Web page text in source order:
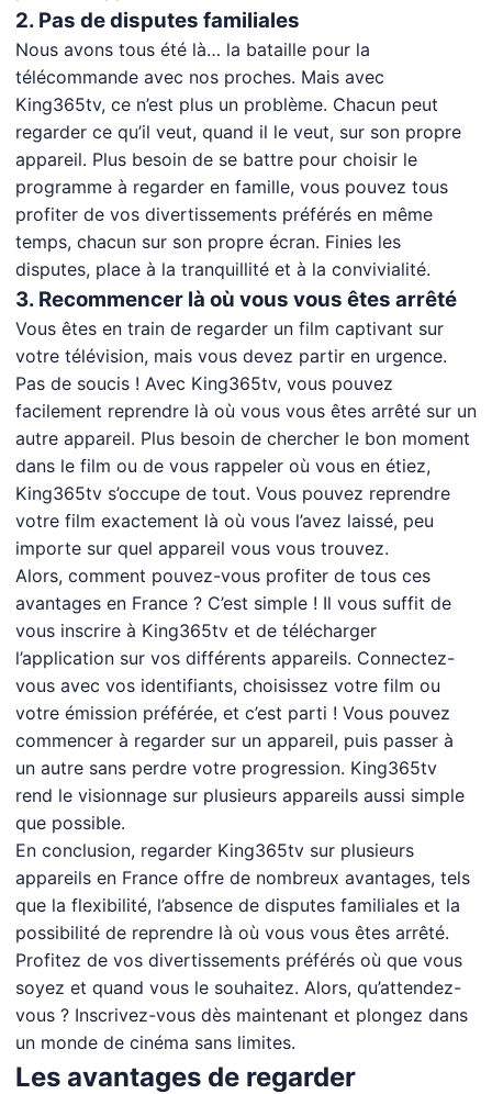
2. Pas de disputes familiales
Nous avons tous été là… la bataille pour la
télécommande avec nos proches. Mais avec
King365tv, ce n’est plus un problème. Chacun peut
regarder ce qu’il veut, quand il le veut, sur son propre
appareil. Plus besoin de se battre pour choisir le
programme à regarder en famille, vous pouvez tous
profiter de vos divertissements préférés en même
temps, chacun sur son propre écran. Finies les
disputes, place à la tranquillité et à la convivialité.
3. Recommencer là où vous vous êtes arrêté
Vous êtes en train de regarder un film captivant sur
votre télévision, mais vous devez partir en urgence.
Pas de soucis ! Avec King365tv, vous pouvez
facilement reprendre là où vous vous êtes arrêté sur un
autre appareil. Plus besoin de chercher le bon moment
dans le film ou de vous rappeler où vous en étiez,
King365tv s’occupe de tout. Vous pouvez reprendre
votre film exactement là où vous l’avez laissé, peu
importe sur quel appareil vous vous trouvez.
Alors, comment pouvez-vous profiter de tous ces
avantages en France ? C’est simple ! Il vous suffit de
vous inscrire à King365tv et de télécharger
l’application sur vos différents appareils. Connectez-
vous avec vos identifiants, choisissez votre film ou
votre émission préférée, et c’est parti ! Vous pouvez
commencer à regarder sur un appareil, puis passer à
un autre sans perdre votre progression. King365tv
rend le visionnage sur plusieurs appareils aussi simple
que possible.
En conclusion, regarder King365tv sur plusieurs
appareils en France offre de nombreux avantages, tels
que la flexibilité, l’absence de disputes familiales et la
possibilité de reprendre là où vous vous êtes arrêté.
Profitez de vos divertissements préférés où que vous
soyez et quand vous le souhaitez. Alors, qu’attendez-
vous ? Inscrivez-vous dès maintenant et plongez dans
un monde de cinéma sans limites.
Les avantages de regarder